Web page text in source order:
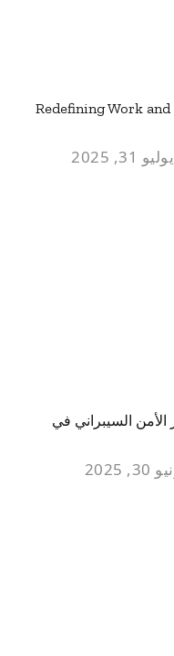
“Redefining Work
يوليو 31, 2025
السيبراني في
2025